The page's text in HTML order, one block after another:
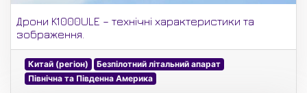
Дрони K1000ULE – технічні характеристики та
зображення.
Китай (регіон)
Безпілотний літальний апарат
Північна та Південна Америка